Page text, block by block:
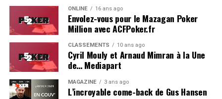
ONLINE 16 ans ago
Envolez-vous pour le Mazagan Poker
Million avec ACFPoker.fr
CLASSEMENTS 10 ans ago
Cyril Mouly et Arnaud Mimran à la Une
de… Mediapart
MAGAZINE 3 ans ago
L’incroyable come-back de Gus Hansen